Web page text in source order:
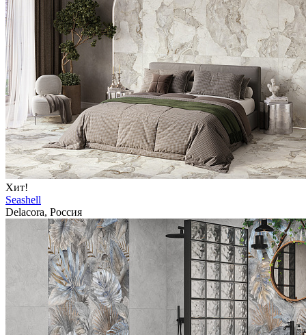
Хит!
Seashell
Delacora, Россия